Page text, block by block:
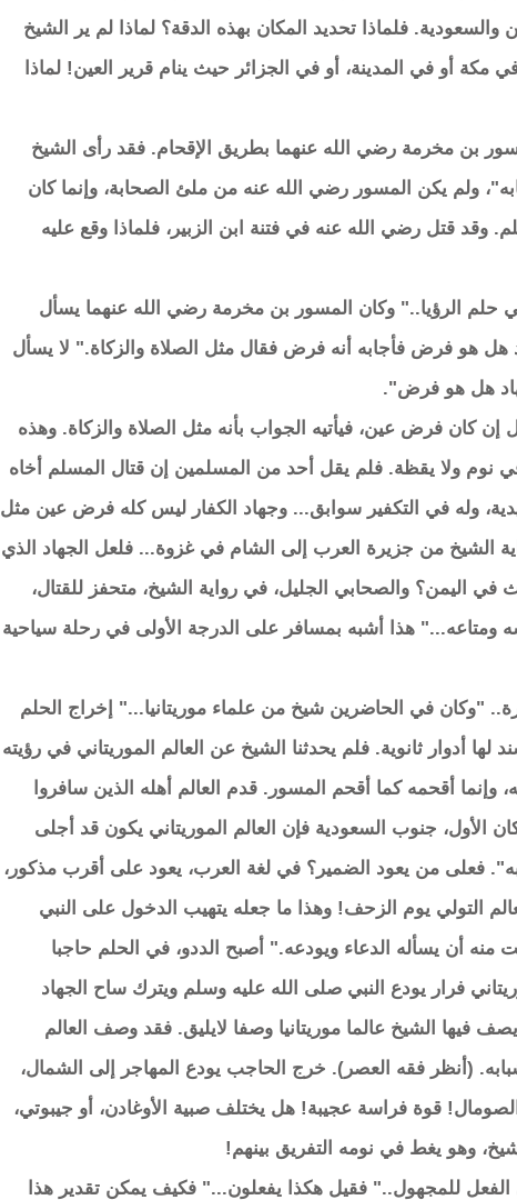
والسعودية. فلماذا تحديد المكان بهذه الدقة؟ لماذا لم ير الشيخ
مكة أو في المدينة، أو في الجزائر حيث ينام قرير العين! لماذا
بن مخرمة رضي الله عنهما بطريق الإقحام. فقد رأى الشيخ
ولم يكن المسور رضي الله عنه من ملئ الصحابة، وإنما كان
قتل رضي الله عنه في فتنة ابن الزبير، فلماذا وقع عليه
حلم الرؤيا.." وكان المسور بن مخرمة رضي الله عنهما يسأل
هل هو فرض فأجابه أنه فرض فقال مثل الصلاة والزكاة." لا يسأل
هل هو فرض".
إن كان فرض عين، فيأتيه الجواب بأنه مثل الصلاة والزكاة. وهذه
نوم ولا يقظة. فلم يقل أحد من المسلمين إن قتال المسلم أخاه
وله في التكفير سوابق... وجهاد الكفار ليس كله فرض عين مثل
الشيخ من جزيرة العرب إلى الشام في غزوة... فلعل الجهاد الذي
اليمن؟ والصحابي الجليل، في رواية الشيخ، متحفز للقتال،
ومتاعه..." هذا أشبه بمسافر على الدرجة الأولى في رحلة سياحية
في الحاضرين شيخ من علماء موريتانيا..." إخراج الحلم
ثانوية. فلم يحدثنا الشيخ عن العالم الموريتاني في رؤيته
وإنما أقحمه كما أقحم المسور. قدم العالم أهله الذين سافروا
الأول، جنوب السعودية فإن العالم الموريتاني يكون قد أجلى
فعلى من يعود الضمير؟ في لغة العرب، يعود على أقرب مذكور،
التولي يوم الزحف! وهذا ما جعله يتهيب الدخول على النبي
منه أن يسأله الدعاء ويودعه." أصبح الددو، في الحلم حاجبا
فرار يودع النبي صلى الله عليه وسلم ويترك ساح الجهاد
فيها الشيخ عالما موريتانيا وصفا لايليق. فقد وصف العالم
(أنظر فقه العصر). خرج الحاجب يودع المهاجر إلى الشمال،
قوة فراسة عجيبة! هل يختلف صبية الأوغادن، أو جيبوتي،
وهو يغط في نومه التفريق بينهم!
للمجهول.." فقيل هكذا يفعلون..." فكيف يمكن تقدير هذا